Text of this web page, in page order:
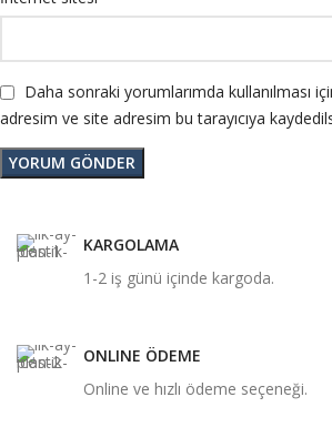
Daha sonraki yorumlarımda kullanılması
adresim ve site adresim bu tarayıcıya
KARGOLAMA
1-2 iş günü içinde kargoda.
ONLINE ÖDEME
Online ve hızlı ödeme seçeneği.